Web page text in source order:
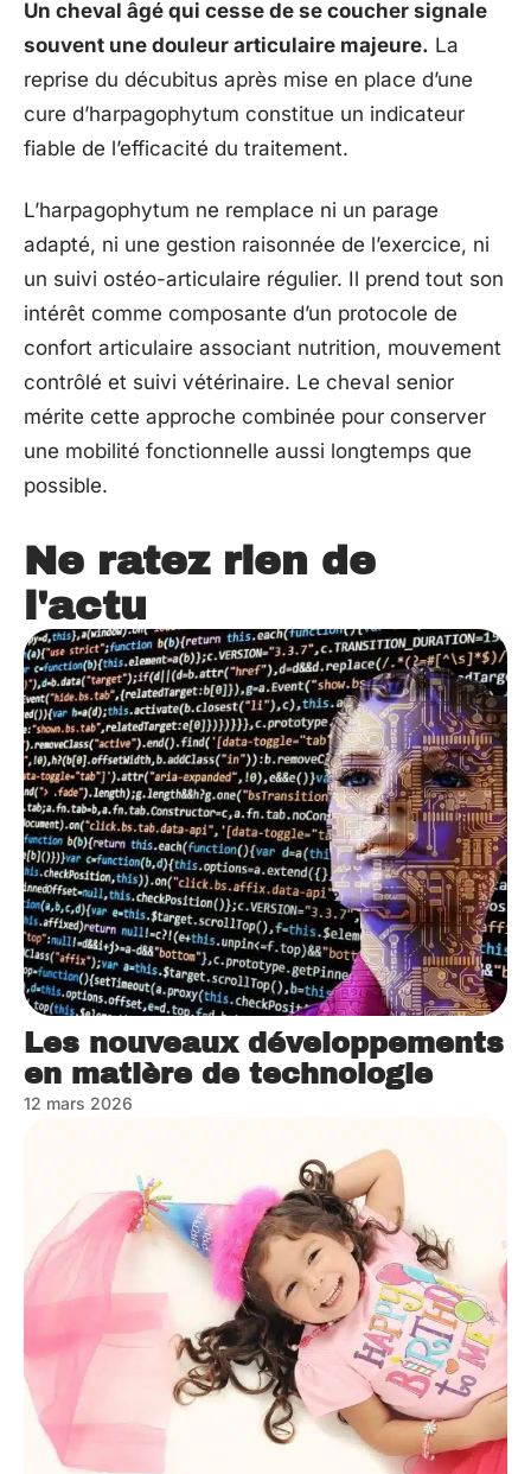
Un cheval âgé qui cesse de se coucher signale
souvent une douleur articulaire majeure. La
reprise du décubitus après mise en place d’une
cure d’harpagophytum constitue un indicateur
fiable de l’efficacité du traitement.
L’harpagophytum ne remplace ni un parage
adapté, ni une gestion raisonnée de l’exercice, ni
un suivi ostéo-articulaire régulier. Il prend tout son
intérêt comme composante d’un protocole de
confort articulaire associant nutrition, mouvement
contrôlé et suivi vétérinaire. Le cheval senior
mérite cette approche combinée pour conserver
une mobilité fonctionnelle aussi longtemps que
possible.
Ne ratez rien de
l'actu
Les nouveaux développements
en matière de technologie
12 mars 2026